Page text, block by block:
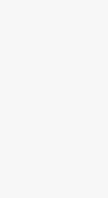
(+700 000) infolge
und des Kriegs in
damaligen
Zum Vergleich: Im
Bevölkerungszahl
gestiegen.
ist der Zuzug von
des russischen
eine
und Ukrainern nach
Nettozuwanderung